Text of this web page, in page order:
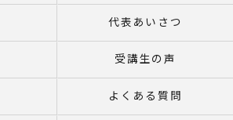
代表あいさつ
受講生の声
よくある質問